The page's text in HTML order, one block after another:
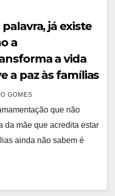
já existe
a
a vida
a paz às famílias
GOMES
que não
da mãe que acredita estar
ainda não sabem é